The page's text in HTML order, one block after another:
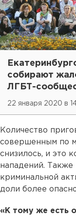
собирают
ЛГБТ-
22 января 2020 в
Количество
совершенным по
снизилось, и это
нападений.
криминальной
доли более
«К тому же есть